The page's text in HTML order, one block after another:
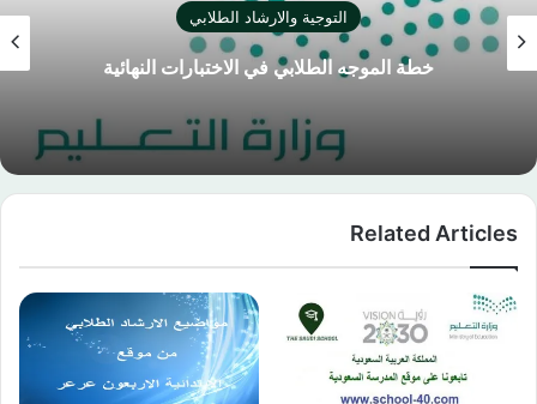
التوجية والارشاد الطلابي
خطة الموجه الطلابي في الاختبارات النهائية
Related Articles